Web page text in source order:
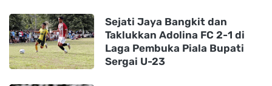
Sejati Jaya Bangkit dan
Taklukkan Adolina FC 2-1 di
Laga Pembuka Piala Bupati
Sergai U-23